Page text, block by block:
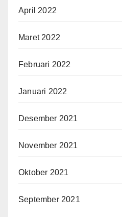
April 2022
Maret 2022
Februari 2022
Januari 2022
Desember 2021
November 2021
Oktober 2021
September 2021